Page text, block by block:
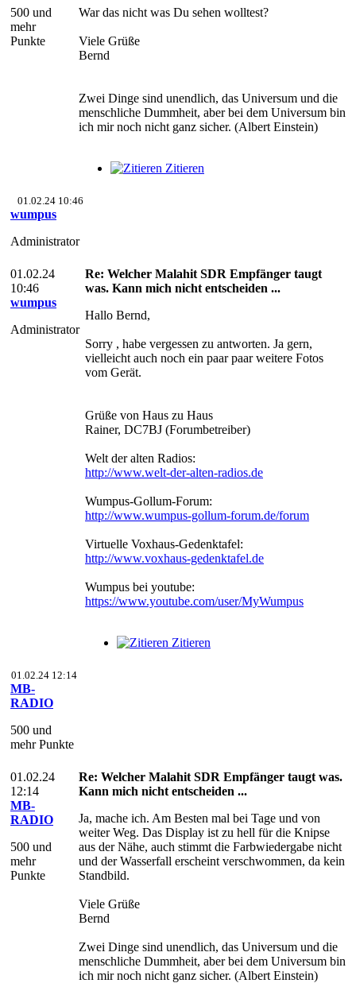
500 und
mehr
Punkte
War das nicht was Du sehen wolltest?
Viele Grüße
Bernd
Zwei Dinge sind unendlich, das Universum und die
menschliche Dummheit, aber bei dem Universum bin
ich mir noch nicht ganz sicher. (Albert Einstein)
Zitieren
01.02.24 10:46
wumpus
Administrator
01.02.24
10:46
wumpus
Administrator
Re: Welcher Malahit SDR Empfänger taugt
was. Kann mich nicht entscheiden ...
Hallo Bernd,
Sorry , habe vergessen zu antworten. Ja gern,
vielleicht auch noch ein paar paar weitere Fotos
vom Gerät.
Grüße von Haus zu Haus
Rainer, DC7BJ (Forumbetreiber)
Welt der alten Radios:
http://www.welt-der-alten-radios.de
Wumpus-Gollum-Forum:
http://www.wumpus-gollum-forum.de/forum
Virtuelle Voxhaus-Gedenktafel:
http://www.voxhaus-gedenktafel.de
Wumpus bei youtube:
https://www.youtube.com/user/MyWumpus
Zitieren
01.02.24 12:14
MB-
RADIO
500 und
mehr Punkte
01.02.24
12:14
MB-
RADIO
500 und
mehr
Punkte
Re: Welcher Malahit SDR Empfänger taugt was.
Kann mich nicht entscheiden ...
Ja, mache ich. Am Besten mal bei Tage und von
weiter Weg. Das Display ist zu hell für die Knipse
aus der Nähe, auch stimmt die Farbwiedergabe nicht
und der Wasserfall erscheint verschwommen, da kein
Standbild.
Viele Grüße
Bernd
Zwei Dinge sind unendlich, das Universum und die
menschliche Dummheit, aber bei dem Universum bin
ich mir noch nicht ganz sicher. (Albert Einstein)